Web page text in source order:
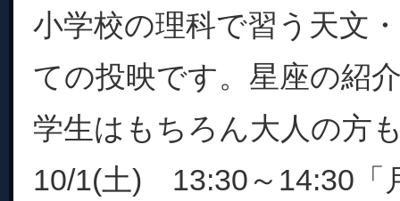
小学校の理科で習う天文
ての投映です。星座の紹
学生はもちろん大人の方
10/1(土) 13:30～14:30「